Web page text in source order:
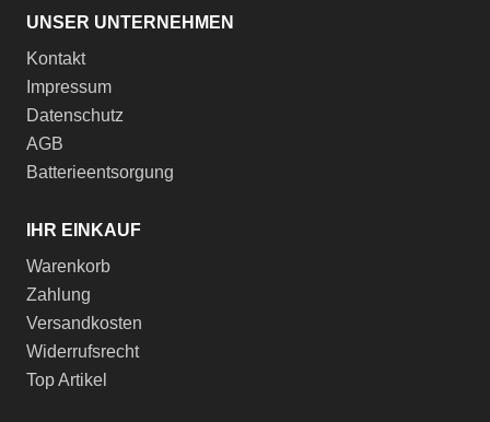
UNSER UNTERNEHMEN
Kontakt
Impressum
Datenschutz
AGB
Batterieentsorgung
IHR EINKAUF
Warenkorb
Zahlung
Versandkosten
Widerrufsrecht
Top Artikel